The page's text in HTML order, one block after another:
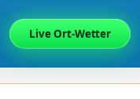
Live Ort-Wetter